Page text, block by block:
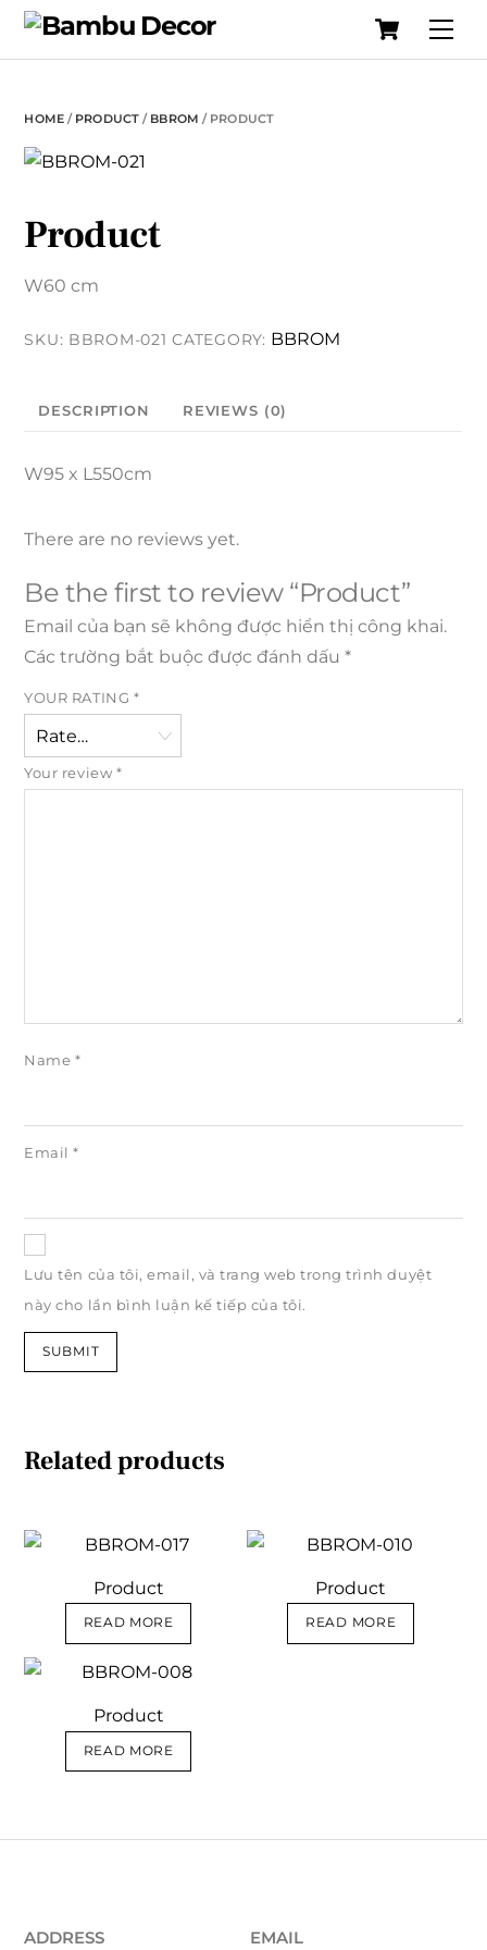
Skip
Cart
HOME/ PRODUCT / BBROM / PRODUCT
Product
W60 cm
SKU: BBROM-021 CATEGORY: BBROM
DESCRIPTION REVIEWS (0)
W95 x L550cm
There are no reviews yet.
Be the first to review “Product”
Email của bạn sẽ không được hiển thị công khai.
Các trường bắt buộc được đánh dấu*
YOUR RATING *
Your review *
Name *
Email*
Lưu tên của tôi, email, và trang web trong trình duyệt
này cho lần bình luận kế tiếp của tôi.
Related products
Product
READ MORE
Product
READ MORE
Product
READ MORE
ADDRESS EMAIL